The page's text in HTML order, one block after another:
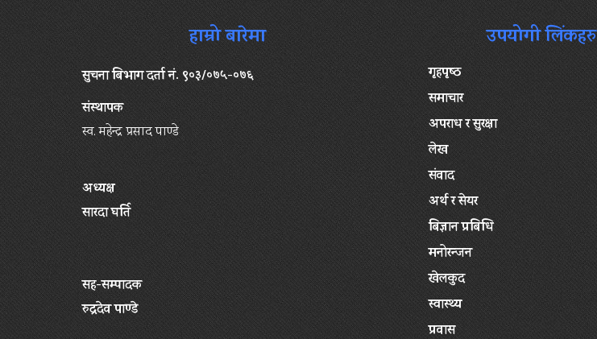
हाम्रो बारेमा
सुचना बिभाग दर्ता नं. ९०३/०७५-०७६
संस्थापक
स्व. महेन्द्र प्रसाद पाण्डे
अध्यक्ष
सारदा घर्ति
सह-सम्पादक
रुद्रदेव पाण्डे
उपयोगी लिंकहरु
गृहपृष्‍ठ
समाचार
अपराध र सुरक्षा
लेख
संवाद
अर्थ र सेयर
बिज्ञान प्रबिधि
मनोरन्जन
खेलकुद
स्वास्थ्य
प्रवास